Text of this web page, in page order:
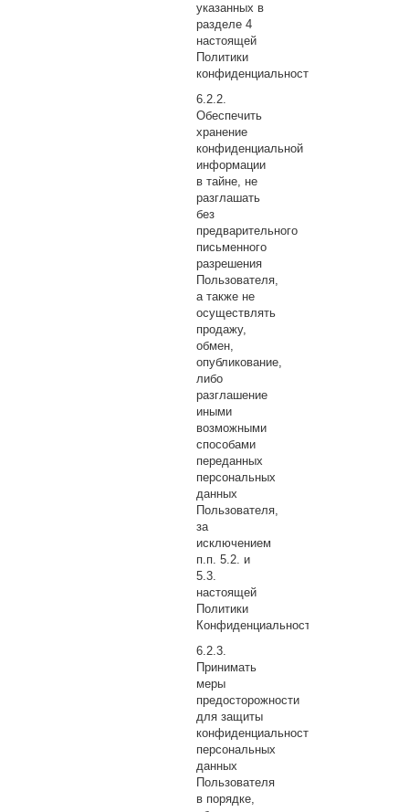
указанных в
разделе 4
настоящей
Политики
конфиденциальности.
Обеспечить
хранение
конфиденциальной
информации
в тайне, не
разглашать
без
предварительного
письменного
разрешения
Пользователя,
а также не
осуществлять
продажу,
обмен,
опубликование,
либо
разглашение
иными
возможными
способами
переданных
персональных
данных
Пользователя,
за
исключением
п.п. 5.2. и
5.3.
настоящей
Политики
Конфиденциальности.
Принимать
меры
предосторожности
для защиты
конфиденциальности
персональных
данных
Пользователя
в порядке,